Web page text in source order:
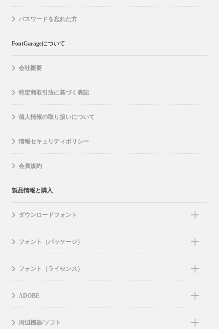
パスワードを忘れた方
FontGarageについて
会社概要
特定商取引法に基づく表記
個人情報の取り扱いについて
情報セキュリティポリシー
会員規約
製品情報と購入
ダウンロードフォント
フォント（パッケージ）
フォント（ライセンス）
ADOBE
周辺機器/ソフト